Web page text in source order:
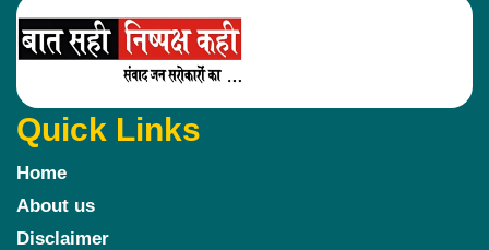
Quick Links
Home
About us
Disclaimer